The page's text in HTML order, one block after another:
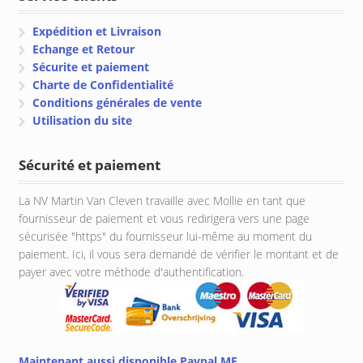
Expédition et Livraison
Echange et Retour
Sécurite et paiement
Charte de Confidentialité
Conditions générales de vente
Utilisation du site
Sécurité et paiement
La NV Martin Van Cleven travaille avec Mollie en tant que
fournisseur de paiement et vous redirigera vers une page
sécurisée "https" du fournisseur lui-même au moment du
paiement. Ici, il vous sera demandé de vérifier le montant et de
payer avec votre méthode d'authentification.